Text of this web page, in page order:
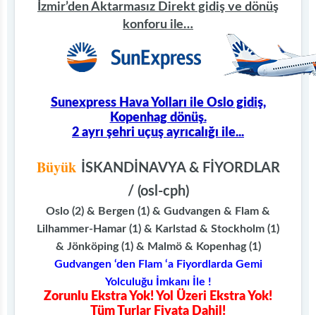
İzmir’den Aktarmasız Direkt gidiş ve dönüş
konforu ile…
Sunexpress Hava Yolları ile Oslo gidiş,
Kopenhag dönüş.
2 ayrı şehri uçuş ayrıcalığı ile...
Büyük
İSKANDİNAVYA & FİYORDLAR
/ (osl-cph)
Oslo (2) & Bergen (1) & Gudvangen & Flam &
Lilhammer-Hamar (1) & Karlstad & Stockholm (1)
& Jönköping (1) & Malmö & Kopenhag (1)
Gudvangen ‘den Flam ‘a Fiyordlarda Gemi
Yolculuğu İmkanı İle !
Zorunlu Ekstra Yok! Yol Üzeri Ekstra Yok!
Tüm Turlar Fiyata Dahil!